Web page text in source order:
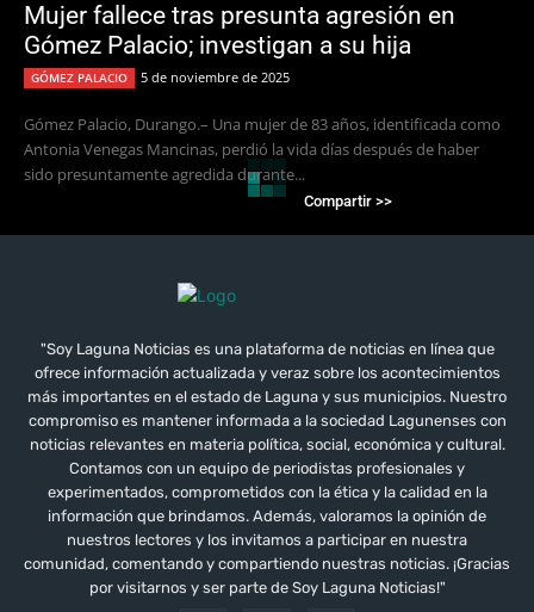
Mujer fallece tras presunta agresión en
Gómez Palacio; investigan a su hija
GÓMEZ PALACIO 5 de noviembre de 2025
Gómez Palacio, Durango.– Una mujer de 83 años, identificada como
Antonia Venegas Mancinas, perdió la vida días después de haber
sido presuntamente agredida durante...
Compartir >>
"Soy Laguna Noticias es una plataforma de noticias en línea que
ofrece información actualizada y veraz sobre los acontecimientos
más importantes en el estado de Laguna y sus municipios. Nuestro
compromiso es mantener informada a la sociedad Lagunenses con
noticias relevantes en materia política, social, económica y cultural.
Contamos con un equipo de periodistas profesionales y
experimentados, comprometidos con la ética y la calidad en la
información que brindamos. Además, valoramos la opinión de
nuestros lectores y los invitamos a participar en nuestra
comunidad, comentando y compartiendo nuestras noticias. ¡Gracias
por visitarnos y ser parte de Soy Laguna Noticias!"